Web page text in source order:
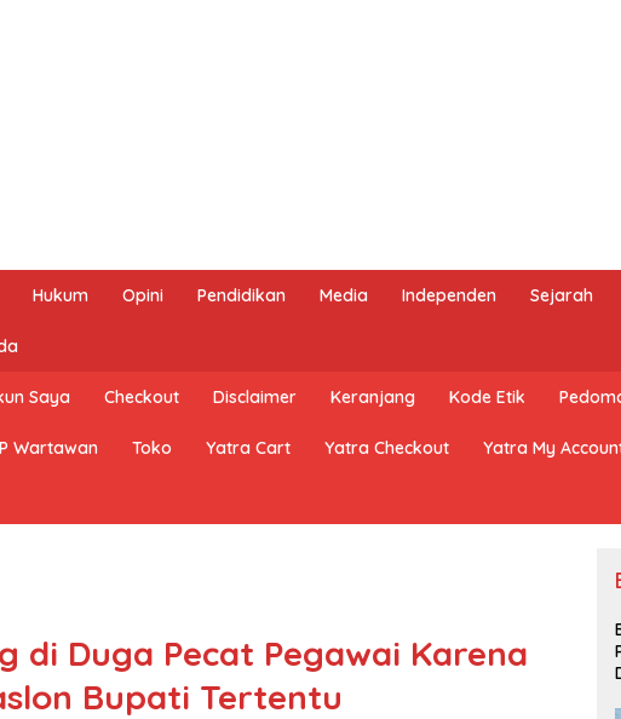
Hukum Opini Pendidikan Media Independen Sejarah
Saya Checkout Disclaimer Keranjang Kode Etik
Wartawan Toko Yatra Cart Yatra Checkout Yatra My
di Duga Pecat Pegawai Karena
Bupati Tertentu